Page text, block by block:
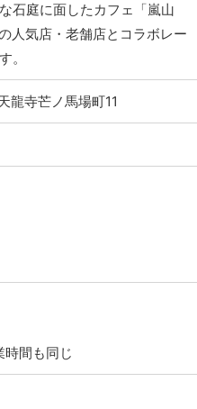
石庭に面したカフェ「嵐山
人気店・老舗店とコラボレー
。
龍寺芒ノ馬場町11
時間も同じ